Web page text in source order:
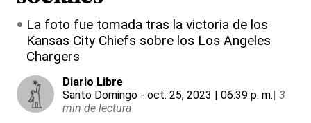
La foto fue tomada tras la victoria de los
Kansas City Chiefs sobre los Los Angeles
Chargers
Diario Libre
Santo Domingo - oct. 25, 2023 | 06:39 p. m.| 3
min de lectura